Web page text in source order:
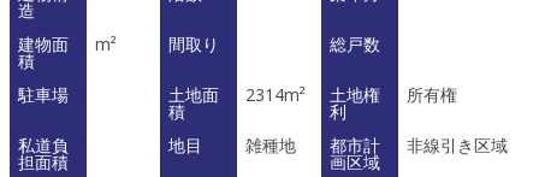
造
建物面
積
m² 間取り 総戸数
駐車場 土地面
積
2314m² 土地権
利
所有権
私道負
担面積
地目 雑種地 都市計
画区域
非線引き区域